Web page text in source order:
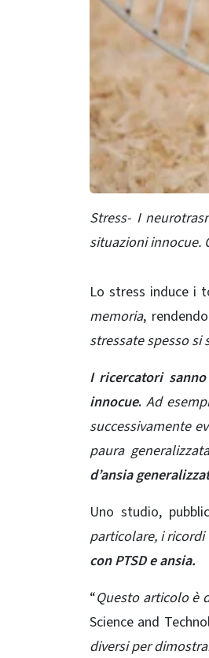
Stress- I
situazioni innocue.
Lo stress induce i
memoria,
stressate spesso
I ricercatori
innocue. Ad
successivamente
paura
d’ansia
Uno studio,
particolare, i
con PTSD e ansia.
“Questo articolo è
Science and
diversi per